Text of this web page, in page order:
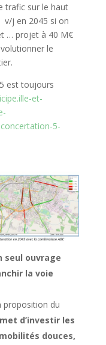
trafic sur le haut
v/j en 2045 si on
… projet à 40 M€
le
est toujours
et-
5-
seul ouvrage
la voie
proposition du
d’investir les
douces,